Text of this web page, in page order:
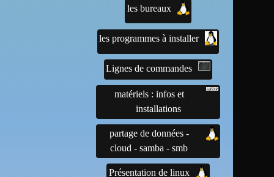
les bureaux
les programmes à installer
Lignes de commandes
matériels : infos et
installations
partage de données -
cloud - samba - smb
Présentation de linux